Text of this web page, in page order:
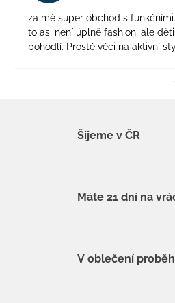
za mě super obchod s
to asi není úplně fashion, ale
pohodlí. Prostě věci na aktivní
Šijeme v ČR
Máte 21 dní na
V oblečení